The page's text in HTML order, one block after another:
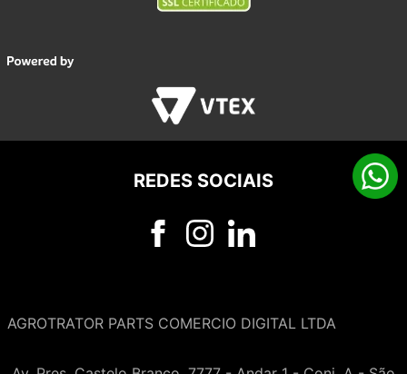
REDES SOCIAIS
AGROTRATOR PARTS COMERCIO DIGITAL LTDA